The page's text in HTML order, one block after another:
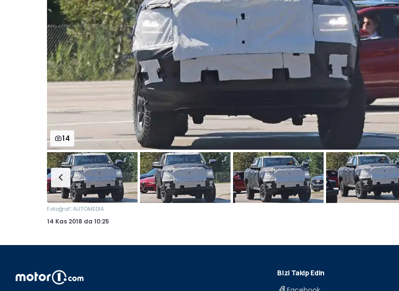
14
Fotoğraf:AUTOMEDIA
14 Kas 2018 da 10:25
Bizi Takip Edin